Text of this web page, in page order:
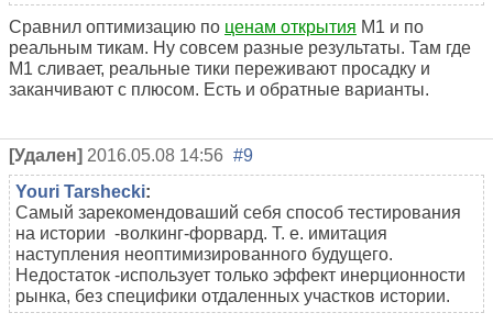
Сравнил оптимизацию по ценам открытия М1 и по
реальным тикам. Ну совсем разные результаты. Там где
М1 сливает, реальные тики переживают просадку и
заканчивают с плюсом. Есть и обратные варианты.
[Удален] 2016.05.08 14:56 #9
Youri Tarshecki:
Самый зарекомендоваший себя способ тестирования
на истории -волкинг-форвард. Т. е. имитация
наступления неоптимизированного будущего.
Недостаток -использует только эффект инерционности
рынка, без специфики отдаленных участков истории.